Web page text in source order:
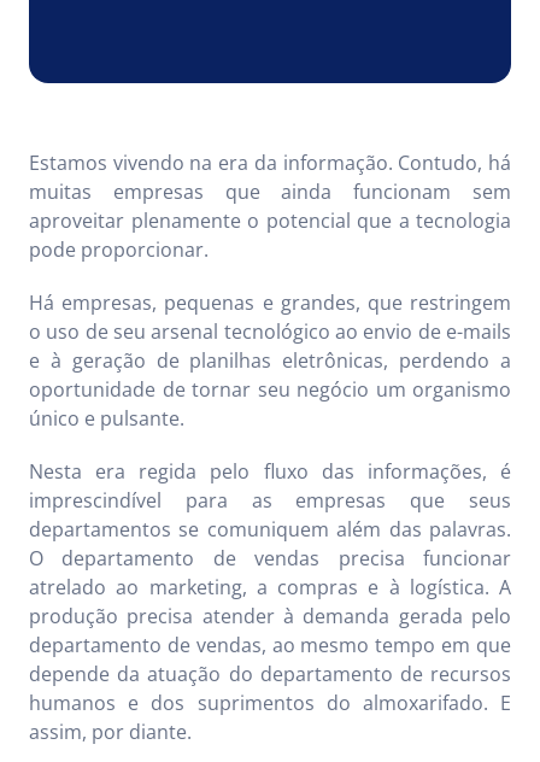
Estamos vivendo na era da informação. Contudo, há
muitas empresas que ainda funcionam sem
aproveitar plenamente o potencial que a tecnologia
pode proporcionar.
Há empresas, pequenas e grandes, que restringem
o uso de seu arsenal tecnológico ao envio de e-mails
e à geração de planilhas eletrônicas, perdendo a
oportunidade de tornar seu negócio um organismo
único e pulsante.
Nesta era regida pelo fluxo das informações, é
imprescindível para as empresas que seus
departamentos se comuniquem além das palavras.
O departamento de vendas precisa funcionar
atrelado ao marketing, a compras e à logística. A
produção precisa atender à demanda gerada pelo
departamento de vendas, ao mesmo tempo em que
depende da atuação do departamento de recursos
humanos e dos suprimentos do almoxarifado. E
assim, por diante.